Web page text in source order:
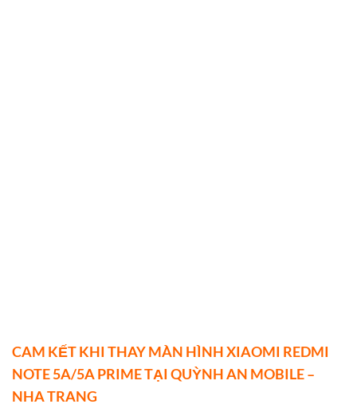
CAM KẾT KHI THAY MÀN HÌNH XIAOMI REDMI
NOTE 5A/5A PRIME TẠI QUỲNH AN MOBILE –
NHA TRANG